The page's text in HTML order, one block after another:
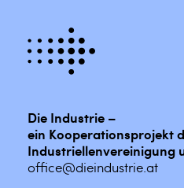
Die Industrie –
ein Kooperationsprojekt
Industriellenvereinigung
office@dieindustrie.at